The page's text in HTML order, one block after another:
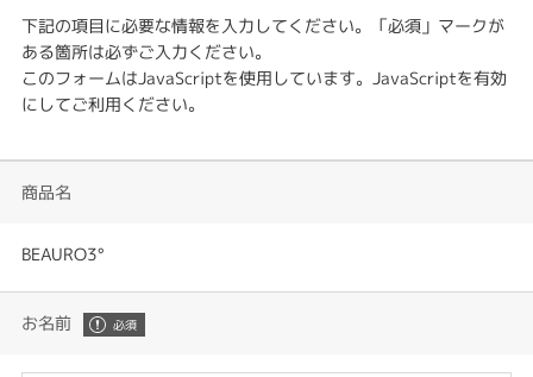
下記の項目に必要な情報を入力してください。「必須」マークが
ある箇所は必ずご入力ください。
このフォームはJavaScriptを使用しています。JavaScriptを有効
にしてご利用ください。
商品名
BEAURO3°
お名前